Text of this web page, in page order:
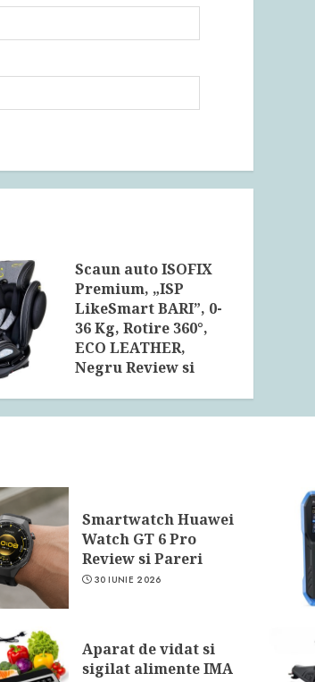
Scaun auto ISOFIX
Premium, „ISP
LikeSmart BARI”, 0-
36 Kg, Rotire 360°,
ECO LEATHER,
Negru Review si
Smartwatch Huawei
Watch GT 6 Pro
Review si Pareri
30 IUNIE 2026
Aparat de vidat si
sigilat alimente IMA